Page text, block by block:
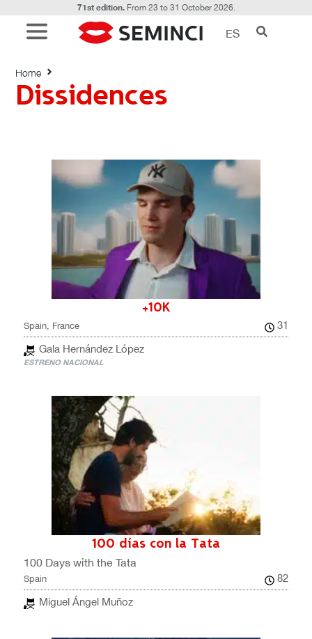
71st edition.From 23 to 31 October 2026.
ES
Dissidences
Home
Dissidences
+10K
Spain, France
31
Gala Hernández López
ESTRENO NACIONAL
100 días con la Tata
100 Days with the Tata
Spain
82
Miguel Ángel Muñoz